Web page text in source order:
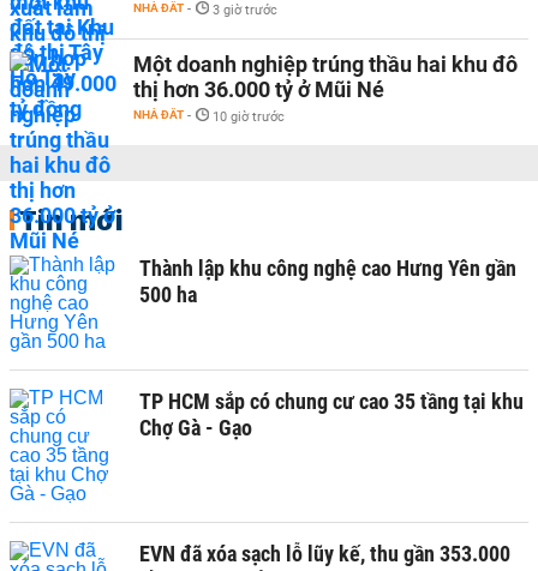
NHÀ ĐẤT - 3 giờ trước
Một doanh nghiệp trúng thầu hai khu đô
thị hơn 36.000 tỷ ở Mũi Né
NHÀ ĐẤT - 10 giờ trước
Tin mới
Thành lập khu công nghệ cao Hưng Yên gần
500 ha
TP HCM sắp có chung cư cao 35 tầng tại khu
Chợ Gà - Gạo
EVN đã xóa sạch lỗ lũy kế, thu gần 353.000